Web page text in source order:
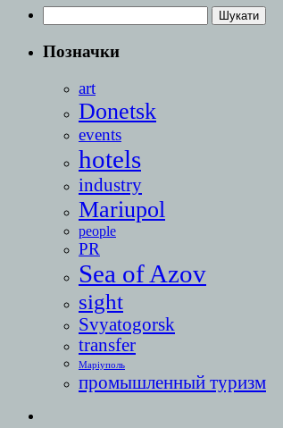
Позначки
art
Donetsk
events
hotels
industry
Mariupol
people
PR
Sea of Azov
sight
Svyatogorsk
transfer
Маріуполь
промышленный туризм